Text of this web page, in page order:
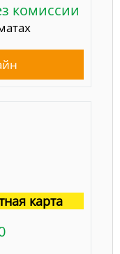
комиссии
карта